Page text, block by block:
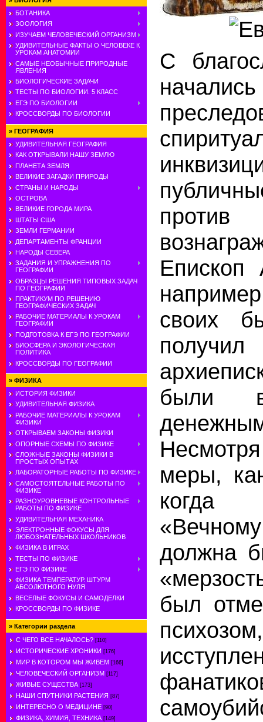
БОТАНИКА
ЗООЛОГИЯ
ИЗУЧАЕМ ЧЕЛОВЕЧЕСКИЙ ОРГАНИЗМ
УДИВИТЕЛЬНЫЕ ФАКТЫ О ЧЕЛОВЕКЕ К
УРОКАМ АНАТОМИИ
САМЫЕ НЕОБЫЧНЫЕ ПРИРОДНЫЕ
ЯВЛЕНИЯ
БИОЛОГИЧЕСКИЕ ЗАДАЧИ
ТЕСТЫ ПО БИОЛОГИИ. 5 КЛАСС
ЕГЭ ПО БИОЛОГИИ
КРОССВОРДЫ ПО БИОЛОГИИ
» ГЕОГРАФИЯ
УДИВИТЕЛЬНАЯ ГЕОГРАФИЯ
КАК ОТКРЫВАЛИ НАШУ ЗЕМЛЮ
ПЛАНЕТА ЗЕМЛЯ
ВЕЛИКИЕ ЗАГАДКИ ПРИРОДЫ
СТРАНЫ И НАРОДЫ
ОСТРОВА
ВЕЛИКИЕ ГОРОДА МИРА
ШТАТЫ США
ЗЕМЛИ ГЕРМАНИИ
ДЕПАРТАМЕНТЫ ФРАНЦИИ
НАРОДЫ СЕВЕРА
ЗАДАНИЯ И УПРАЖНЕНИЯ ПО
ГЕОГРАФИИ
ОБРАЗЦЫ РЕШЕНИЯ ТИПОВЫХ ЗАДАЧ
ПО ГЕОГРАФИИ
ПРАКТИКУМ ПО РЕШЕНИЮ
ГЕОГРАФИЧЕСКИХ ЗАДАЧ
РАБОЧИЕ МАТЕРИАЛЫ К УРОКАМ
ГЕОГРАФИИ
ПОДГОТОВКА К ЕГЭ ПО ГЕОГРАФИИ
БИОСФЕРА И ЭКОЛОГИЧЕСКАЯ
ПОЛИТИКА
КРОССВОРДЫ ПО ГЕОГРАФИИ
» ФИЗИКА
ИСТОРИЯ ФИЗИКИ
УДИВИТЕЛЬНАЯ ФИЗИКА
РАБОЧИЕ МАТЕРИАЛЫ К УРОКАМ
ФИЗИКИ
ОТКРЫВАЕМ ЗАКОНЫ ФИЗИКИ
ОПОРНЫЕ СХЕМЫ ПО ФИЗИКЕ
СЛОЖНЫЕ ЗАКОНЫ ФИЗИКИ В
ПРОСТЫХ ОПЫТАХ
ЛАБОРАТОРНЫЕ РАБОТЫ ПО ФИЗИКЕ
САМОСТОЯТЕЛЬНЫЕ РАБОТЫ ПО
ФИЗИКЕ
РАЗНОУРОВНЕВЫЕ КОНТРОЛЬНЫЕ
РАБОТЫ ПО ФИЗИКЕ
УДИВИТЕЛЬНАЯ МЕХАНИКА
ЭЛЕКТРОННЫЕ ФОКУСЫ ДЛЯ
ЛЮБОЗНАТЕЛЬНЫХ ШКОЛЬНИКОВ
ФИЗИКА В ИГРАХ
ТЕСТЫ ПО ФИЗИКЕ
ЕГЭ ПО ФИЗИКЕ
ФИЗИКА ТЕМПЕРАТУР. ШТУРМ
АБСОЛЮТНОГО НУЛЯ
ВЕСЕЛЫЕ ФОКУСЫ И САМОДЕЛКИ
КРОССВОРДЫ ПО ФИЗИКЕ
» Категории раздела
С ЧЕГО ВСЕ НАЧАЛОСЬ? [110]
ИСТОРИЧЕСКИЕ ХРОНИКИ [176]
МИР В КОТОРОМ МЫ ЖИВЕМ [166]
ЧЕЛОВЕЧЕСКИЙ ОРГАНИЗМ [117]
ЖИВЫЕ СУЩЕСТВА [173]
НАШИ СПУТНИКИ РАСТЕНИЯ [87]
ИНТЕРЕСНО О МЕДИЦИНЕ [90]
ФИЗИКА, ХИМИЯ, ТЕХНИКА [149]
С
начались
Епископ
своих
были
меры,
когда
должна
был